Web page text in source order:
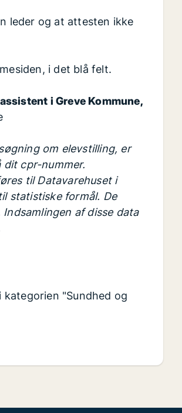
leder og at attesten ikke
i det blå felt.
i Greve Kommune,
om elevstilling, er
dit cpr-nummer.
til Datavarehuset i
statistiske formål. De
af disse data
"Sundhed og